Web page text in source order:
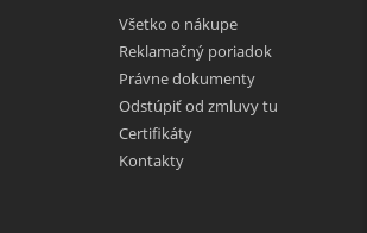
Všetko o nákupe
Reklamačný poriadok
Právne dokumenty
Odstúpiť od zmluvy tu
Certifikáty
Kontakty